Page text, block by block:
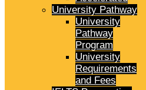
University Pathway
University
Pathway
Program
University
Requirements
and Fees